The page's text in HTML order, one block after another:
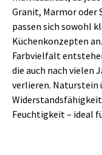
Granit, Marmor oder
passen sich sowohl
Küchenkonzepten
Farbvielfalt
die auch nach vielen
verlieren. Naturstein
Feuchtigkeit – ideal